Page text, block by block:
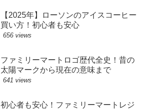
【2025年】ローソンのアイスコーヒー
買い方！初心者も安心
656 views
ファミリーマートロゴ歴代全史！昔の
太陽マークから現在の意味まで
641 views
初心者も安心！ファミリーマートレジ